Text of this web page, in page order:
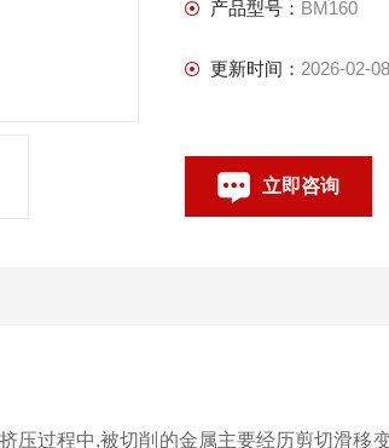
产品型号： BM160
更新时间： 2026-02-08
立即咨询
压过程中,被切削的金属主要经历剪切滑移